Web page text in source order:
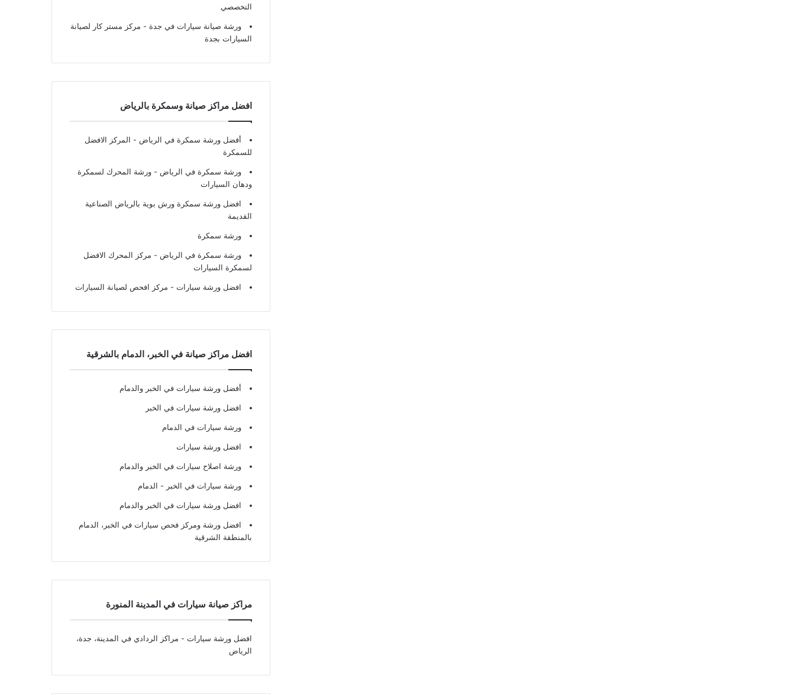
التخصصي
ورشة صيانة سيارات في جدة - مركز مستر كار لصيانة
السيارات بجدة
افضل مراكز صيانة وسمكرة بالرياض
أفضل ورشة سمكرة في الرياض - المركز الافضل
للسمكرة
ورشة سمكرة في الرياض - ورشة المحرك لسمكرة
ودهان السيارات
افضل ورشة سمكرة ورش بوية بالرياض الصناعية
القديمة
ورشة سمكرة
ورشة سمكرة في الرياض - مركز المحرك الافضل
لسمكرة السيارات
افضل ورشة سيارات - مركز افحص لصيانة السيارات
افضل مراكز صيانة في الخبر، الدمام بالشرقية
أفضل ورشة سيارات في الخبر والدمام
افضل ورشة سيارات في الخبر
ورشة سيارات في الدمام
افضل ورشة سيارات
ورشة اصلاح سيارات في الخبر والدمام
ورشة سيارات في الخبر - الدمام
افضل ورشة سيارات في الخبر والدمام
افضل ورشة ومركز فحص سيارات في الخبر، الدمام
بالمنطقة الشرقية
مراكز صيانة سيارات في المدينة المنورة
افضل ورشة سيارات - مراكز الردادي في المدينة، جدة،
الرياض